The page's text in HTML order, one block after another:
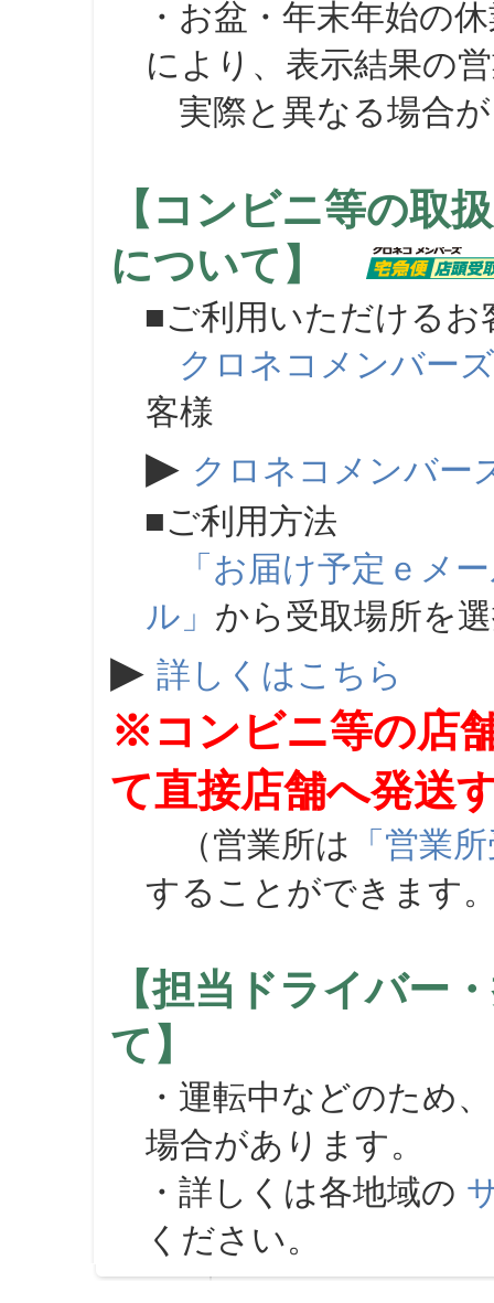
・お盆・年末年始の
により、表示結果の
実際と異なる場合が
【コンビニ等の取
について】
■ご利用いただけるお
クロネコメンバーズ
客様
▶ クロネコメンバー
■ご利用方法
「お届け予定ｅメ
ル」 から受取場所を
▶ 詳しくはこちら
※コンビニ等の店
て直接店舗へ発送
（営業所は 「営業
することができます
【担当ドライバー
て】
・運転中などのため
場合があります。
・詳しくは各地域の
ください。